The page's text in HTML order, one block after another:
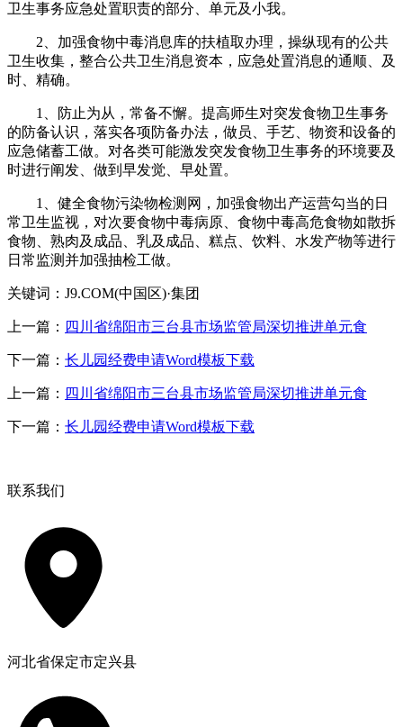
卫生事务应急处置职责的部分、单元及小我。
2、加强食物中毒消息库的扶植取办理，操纵现有的公共
卫生收集，整合公共卫生消息资本，应急处置消息的通顺、及
时、精确。
1、防止为从，常备不懈。提高师生对突发食物卫生事务
的防备认识，落实各项防备办法，做员、手艺、物资和设备的
应急储蓄工做。对各类可能激发突发食物卫生事务的环境要及
时进行阐发、做到早发觉、早处置。
1、健全食物污染物检测网，加强食物出产运营勾当的日
常卫生监视，对次要食物中毒病原、食物中毒高危食物如散拆
食物、熟肉及成品、乳及成品、糕点、饮料、水发产物等进行
日常监测并加强抽检工做。
关键词：J9.COM(中国区)·集团
上一篇： 四川省绵阳市三台县市场监管局深切推进单元食
下一篇： 长儿园经费申请Word模板下载
上一篇： 四川省绵阳市三台县市场监管局深切推进单元食
下一篇： 长儿园经费申请Word模板下载
联系我们
河北省保定市定兴县